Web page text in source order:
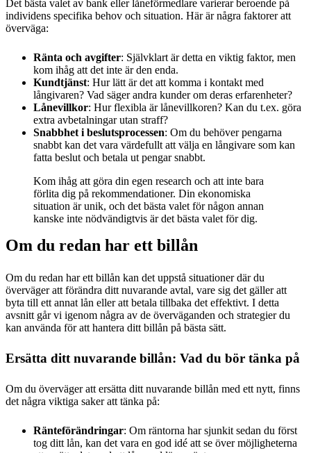
Det bästa valet av bank eller låneförmedlare varierar beroende på
individens specifika behov och situation. Här är några faktorer att
överväga:
Ränta och avgifter: Självklart är detta en viktig faktor, men
kom ihåg att det inte är den enda.
Kundtjänst: Hur lätt är det att komma i kontakt med
långivaren? Vad säger andra kunder om deras erfarenheter?
Lånevillkor: Hur flexibla är lånevillkoren? Kan du t.ex. göra
extra avbetalningar utan straff?
Snabbhet i beslutsprocessen: Om du behöver pengarna
snabbt kan det vara värdefullt att välja en långivare som kan
fatta beslut och betala ut pengar snabbt.
Kom ihåg att göra din egen research och att inte bara
förlita dig på rekommendationer. Din ekonomiska
situation är unik, och det bästa valet för någon annan
kanske inte nödvändigtvis är det bästa valet för dig.
Om du redan har ett billån
Om du redan har ett billån kan det uppstå situationer där du
överväger att förändra ditt nuvarande avtal, vare sig det gäller att
byta till ett annat lån eller att betala tillbaka det effektivt. I detta
avsnitt går vi igenom några av de överväganden och strategier du
kan använda för att hantera ditt billån på bästa sätt.
Ersätta ditt nuvarande billån: Vad du bör tänka på
Om du överväger att ersätta ditt nuvarande billån med ett nytt, finns
det några viktiga saker att tänka på:
Ränteförändringar: Om räntorna har sjunkit sedan du först
tog ditt lån, kan det vara en god idé att se över möjligheterna